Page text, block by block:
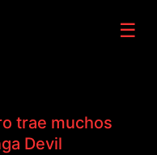
☰
trae muchos
Devil